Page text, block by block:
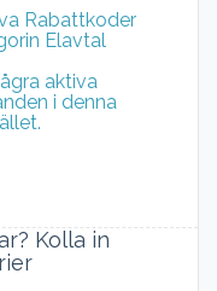
Rabattkoder
Elavtal
aktiva
i denna
Kolla in